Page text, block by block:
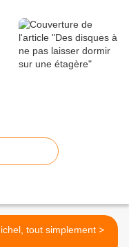
Michel, tout simplement >